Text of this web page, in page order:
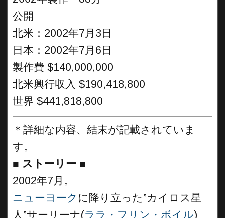
公開
北米：2002年7月3日
日本：2002年7月6日
製作費 $140,000,000
北米興行収入 $190,418,800
世界 $441,818,800
＊詳細な内容、結末が記載されていま
す。
■ ストーリー ■
2002年7月。
ニューヨーク に降り立った”カイロス星
人”サーリーナ(ララ・フリン・ボイル)